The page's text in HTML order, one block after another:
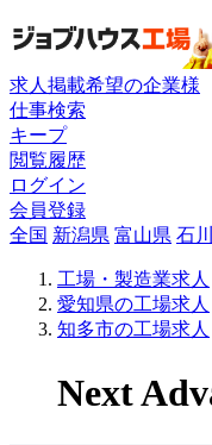
求人掲載希望の企業様
仕事検索
キープ
閲覧履歴
ログイン
会員登録
全国 新潟県 富山県 石
工場・製造業求人
愛知県の工場求人
知多市の工場求人
Next